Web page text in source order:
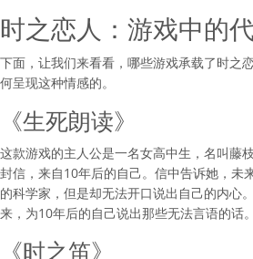
时之恋人：游戏中的
下面，让我们来看看，哪些游戏承载了时之
何呈现这种情感的。
《生死朗读》
这款游戏的主人公是一名女高中生，名叫藤
封信，来自10年后的自己。信中告诉她，未
的科学家，但是却无法开口说出自己的内心
来，为10年后的自己说出那些无法言语的话。
《时之笛》